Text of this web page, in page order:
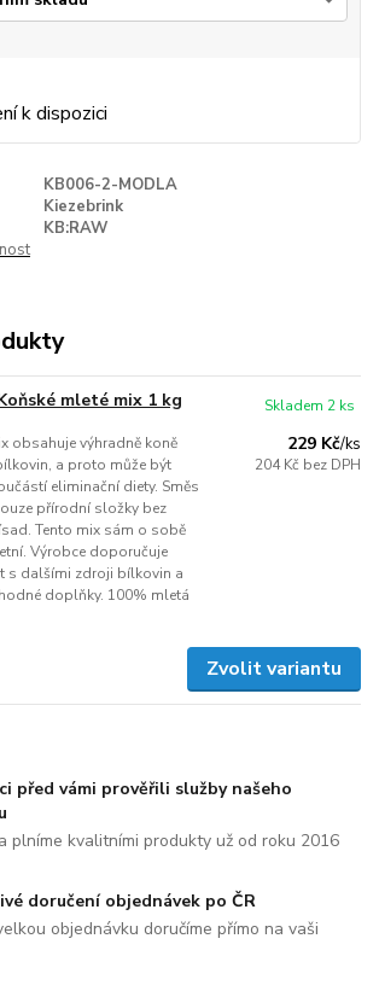
k dispozici
KB006-2-MODLA
Kiezebrink
KB:RAW
mleté mix 1 kg
obsahuje výhradně koně
a proto může být
eliminační diety. Směs
přírodní složky bez
Tento mix sám o sobě
Výrobce doporučuje
s dalšími zdroji bílkovin a
doplňky. 100% mletá
229 Kč/ks
204 Kč bez DPH
Skladem 2 ks
Zvolit variantu
před vámi prověřili služby našeho
plníme kvalitními produkty už od roku 2016
doručení objednávek po ČR
objednávku doručíme přímo na vaši